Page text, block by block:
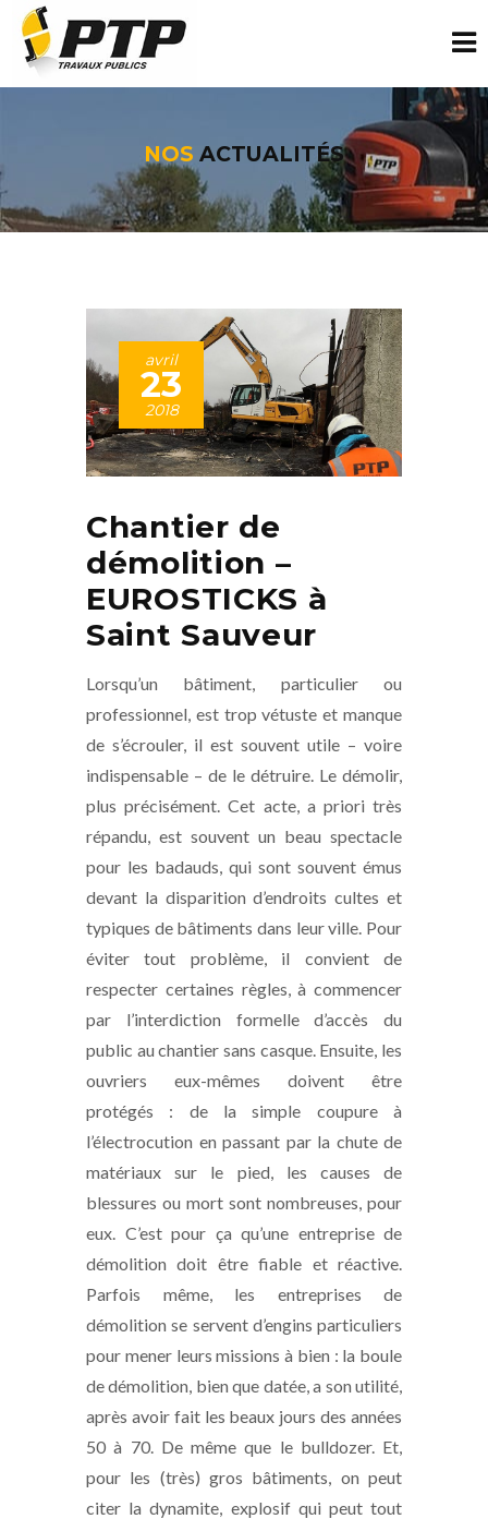
NOS ACTUALITÉS
avril
23
2018
Chantier de
démolition –
EUROSTICKS à
Saint Sauveur
Lorsqu’un bâtiment, particulier ou
professionnel, est trop vétuste et manque
de s’écrouler, il est souvent utile – voire
indispensable – de le détruire. Le démolir,
plus précisément. Cet acte, a priori très
répandu, est souvent un beau spectacle
pour les badauds, qui sont souvent émus
devant la disparition d’endroits cultes et
typiques de bâtiments dans leur ville. Pour
éviter tout problème, il convient de
respecter certaines règles, à commencer
par l’interdiction formelle d’accès du
public au chantier sans casque. Ensuite, les
ouvriers eux-mêmes doivent être
protégés : de la simple coupure à
l’électrocution en passant par la chute de
matériaux sur le pied, les causes de
blessures ou mort sont nombreuses, pour
eux. C’est pour ça qu’une entreprise de
démolition doit être fiable et réactive.
Parfois même, les entreprises de
démolition se servent d’engins particuliers
pour mener leurs missions à bien : la boule
de démolition, bien que datée, a son utilité,
après avoir fait les beaux jours des années
50 à 70. De même que le bulldozer. Et,
pour les (très) gros bâtiments, on peut
citer la dynamite, explosif qui peut tout